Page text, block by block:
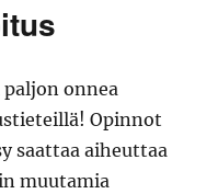
onnea
Opinnot
saattaa aiheuttaa
muutamia